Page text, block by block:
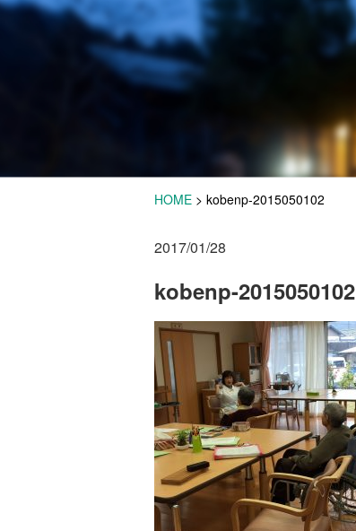
HOME > kobenp-2015050102
2017/01/28
kobenp-2015050102